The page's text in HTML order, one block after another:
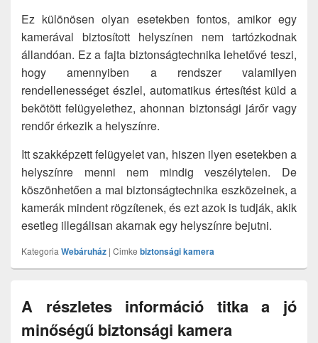
Ez különösen olyan esetekben fontos, amikor egy
kamerával biztosított helyszínen nem tartózkodnak
állandóan. Ez a fajta biztonságtechnika lehetővé teszi,
hogy amennyiben a rendszer valamilyen
rendellenességet észlel, automatikus értesítést küld a
bekötött felügyelethez, ahonnan biztonsági járőr vagy
rendőr érkezik a helyszínre.
Itt szakképzett felügyelet van, hiszen ilyen esetekben a
helyszínre menni nem mindig veszélytelen. De
köszönhetően a mai biztonságtechnika eszközeinek, a
kamerák mindent rögzítenek, és ezt azok is tudják, akik
esetleg illegálisan akarnak egy helyszínre bejutni.
Kategoria Webáruház | Cimke biztonsági kamera
A részletes információ titka a jó
minőségű biztonsági kamera